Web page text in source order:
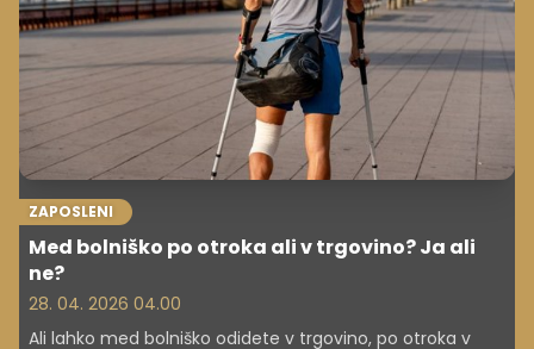
ZAPOSLENI
Med bolniško po otroka ali v trgovino? Ja ali
ne?
28. 04. 2026 04.00
Ali lahko med bolniško odidete v trgovino, po otroka v